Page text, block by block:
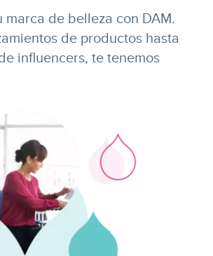
marca de belleza con DAM.
de productos hasta
influencers, te tenemos